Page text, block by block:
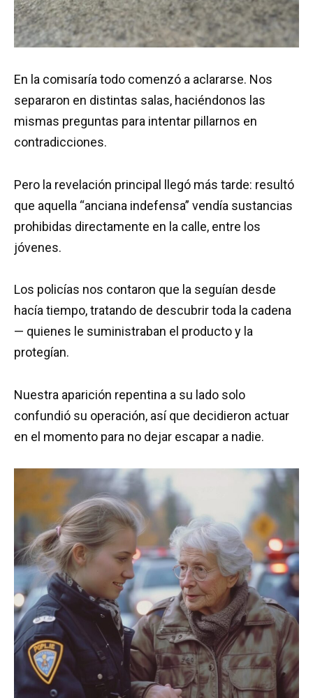
En la comisaría todo comenzó a aclararse. Nos
separaron en distintas salas, haciéndonos las
mismas preguntas para intentar pillarnos en
contradicciones.
Pero la revelación principal llegó más tarde: resultó
que aquella “anciana indefensa” vendía sustancias
prohibidas directamente en la calle, entre los
jóvenes.
Los policías nos contaron que la seguían desde
hacía tiempo, tratando de descubrir toda la cadena
— quienes le suministraban el producto y la
protegían.
Nuestra aparición repentina a su lado solo
confundió su operación, así que decidieron actuar
en el momento para no dejar escapar a nadie.